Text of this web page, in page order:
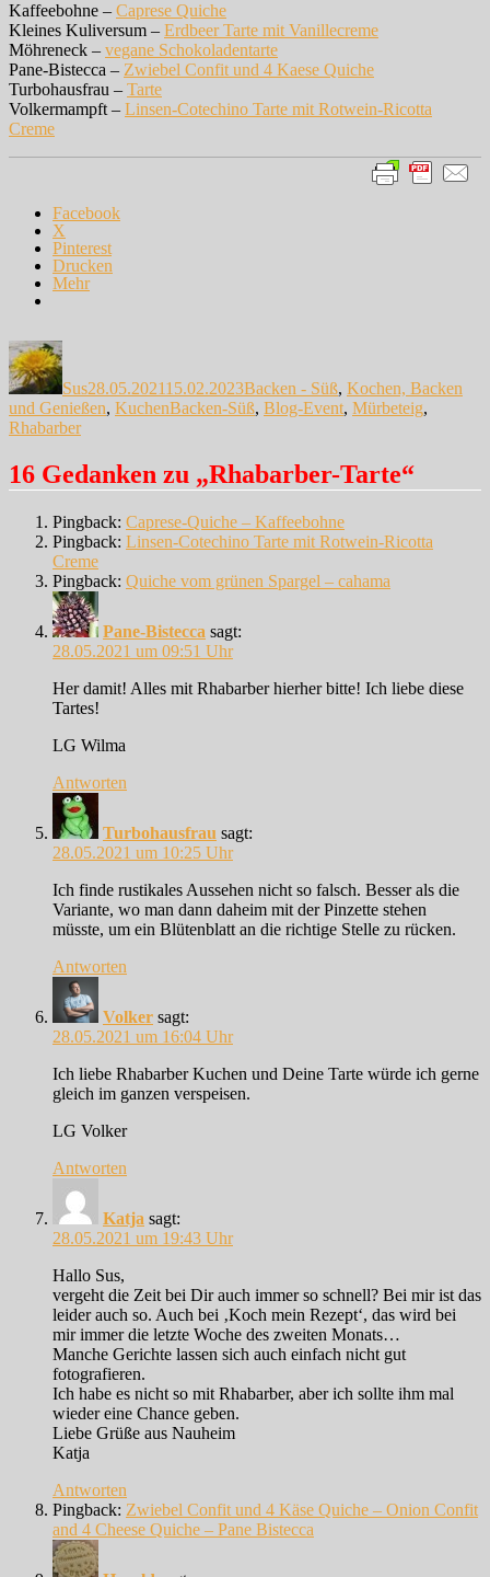
Kaffeebohne – Caprese Quiche
Kleines Kuliversum – Erdbeer Tarte mit Vanillecreme
Möhreneck – vegane Schokoladentarte
Pane-Bistecca – Zwiebel Confit und 4 Kaese Quiche
Turbohausfrau – Tarte
Volkermampft – Linsen-Cotechino Tarte mit Rotwein-Ricotta
Creme
Facebook
X
Pinterest
Drucken
Mehr
Autor
Sus28.05.202115.02.2023Backen - Süß, Kochen, Backen
und Genießen, KuchenSchlagwörter
Backen-Süß, Blog-Event, Mürbeteig,
Rhabarber
16 Gedanken zu „Rhabarber-Tarte“
Pingback: Caprese-Quiche – Kaffeebohne
Pingback: Linsen-Cotechino Tarte mit Rotwein-Ricotta
Creme
Pingback: Quiche vom grünen Spargel – cahama
Pane-Bistecca sagt:
28.05.2021 um 09:51 Uhr
Her damit! Alles mit Rhabarber hierher bitte! Ich liebe diese
Tartes!
LG Wilma
Antworten
Turbohausfrau sagt:
28.05.2021 um 10:25 Uhr
Ich finde rustikales Aussehen nicht so falsch. Besser als die
Variante, wo man dann daheim mit der Pinzette stehen
müsste, um ein Blütenblatt an die richtige Stelle zu rücken.
Antworten
Volker sagt:
28.05.2021 um 16:04 Uhr
Ich liebe Rhabarber Kuchen und Deine Tarte würde ich gerne
gleich im ganzen verspeisen.
LG Volker
Antworten
Katja sagt:
28.05.2021 um 19:43 Uhr
Hallo Sus,
vergeht die Zeit bei Dir auch immer so schnell? Bei mir ist das
leider auch so. Auch bei ‚Koch mein Rezept‘, das wird bei
mir immer die letzte Woche des zweiten Monats…
Manche Gerichte lassen sich auch einfach nicht gut
fotografieren.
Ich habe es nicht so mit Rhabarber, aber ich sollte ihm mal
wieder eine Chance geben.
Liebe Grüße aus Nauheim
Katja
Antworten
Pingback: Zwiebel Confit und 4 Käse Quiche – Onion Confit
and 4 Cheese Quiche – Pane Bistecca